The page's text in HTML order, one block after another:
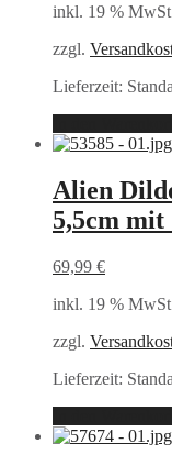
inkl. 19 %
zzgl.
Lieferzeit:
Alien
5,5cm mit
69,99 €
inkl. 19 %
zzgl.
Lieferzeit: